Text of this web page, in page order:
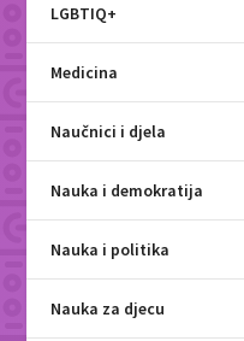
LGBTIQ+
Medicina
Naučnici i djela
Nauka i demokratija
Nauka i politika
Nauka za djecu